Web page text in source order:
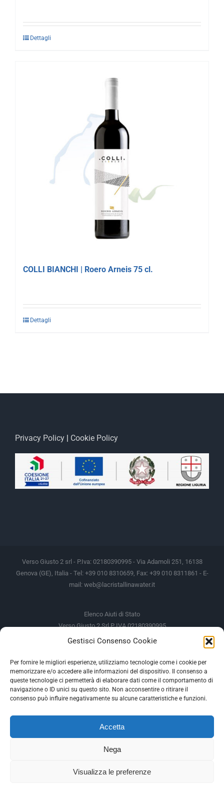
Gestisci Consenso Cookie
Per fornire le migliori esperienze, utilizziamo tecnologie come i cookie per
memorizzare e/o accedere alle informazioni del dispositivo. Il consenso a
queste tecnologie ci permetterà di elaborare dati come il comportamento di
navigazione o ID unici su questo sito. Non acconsentire o ritirare il
consenso può influire negativamente su alcune caratteristiche e funzioni.
Accetta
Nega
Visualizza le preferenze
Dettagli
COLLI BIANCHI | Roero Arneis 75 cl.
Dettagli
Privacy Policy Cookie Policy
Verso Giusto 2 srl - P.Iva: 02180390995 - Via Adamoli 251, 16138
Genova (GE), Italia - Tel: +39 010 8310659, Fax: +39 010 8311861 - E-
mail: web@lacristallinawater.it
Elenco Aiuti di Stato
Verso Giusto 2 Srl P IVA 02180390995
Soggetto Erogante
Somma Incassata
Agenzia delle Entrate
49.338,00 €
Agenzia delle Entrate
49.338,00 €
M.I.S.E
935,34 €
Gli altri aiuti di Stato sono consultabili sul REGISTRO NAZIONALE
--